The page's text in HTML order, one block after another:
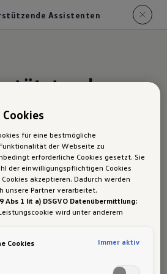
Assistenten
Komfortabel
entspannter
komfortabler als seine
finden mehr als 25
verschiedene Parkhilfen und
– vom serienmäßigen
für eine bestmögliche
der Webseite zu
erforderliche Cookies gesetzt. Sie
der einwilligungspflichtigen Cookies
akzeptieren. Dadurch werden
unsere Partner verarbeitet.
Abs 1 lit a) DSGVO Datenübermittlung:
wird unter anderem
dort an die Google LLC) weitergibt.
Cookies Immer aktiv